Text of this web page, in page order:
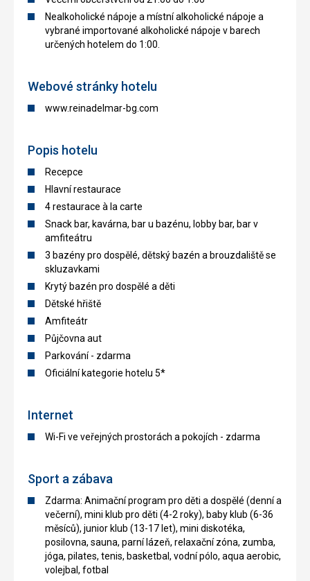
Nealkoholické nápoje a místní alkoholické nápoje a
vybrané importované alkoholické nápoje v barech
určených hotelem do 1:00.
Webové stránky hotelu
www.reinadelmar-bg.com
Popis hotelu
Recepce
Hlavní restaurace
4 restaurace à la carte
Snack bar, kavárna, bar u bazénu, lobby bar, bar v
amfiteátru
3 bazény pro dospělé, dětský bazén a brouzdaliště se
skluzavkami
Krytý bazén pro dospělé a děti
Dětské hřiště
Amfiteátr
Půjčovna aut
Parkování - zdarma
Oficiální kategorie hotelu 5*
Internet
Wi-Fi ve veřejných prostorách a pokojích - zdarma
Sport a zábava
Zdarma: Animační program pro děti a dospělé (denní a
večerní), mini klub pro děti (4-2 roky), baby klub (6-36
měsíců), junior klub (13-17 let), mini diskotéka,
posilovna, sauna, parní lázeň, relaxační zóna, zumba,
jóga, pilates, tenis, basketbal, vodní pólo, aqua aerobic,
volejbal, fotbal